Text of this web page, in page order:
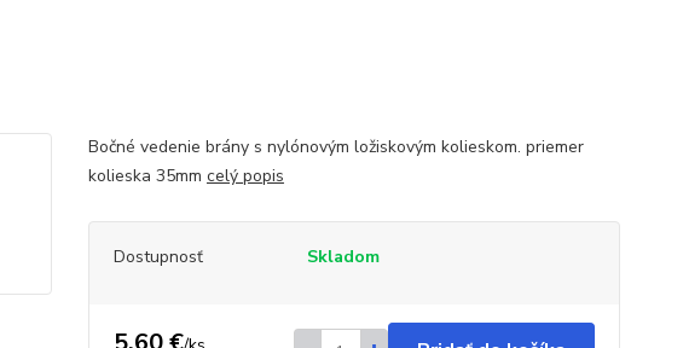
Bočné vedenie brány s nylónovým ložiskovým kolieskom. priemer
kolieska 35mm celý popis
Dostupnosť Skladom